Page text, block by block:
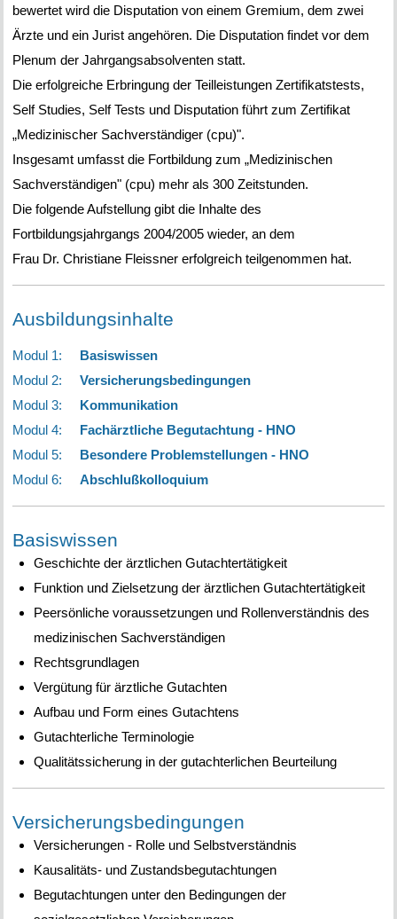
bewertet wird die Disputation von einem Gremium, dem zwei
Ärzte und ein Jurist angehören. Die Disputation findet vor dem
Plenum der Jahrgangsabsolventen statt.
Die erfolgreiche Erbringung der Teilleistungen Zertifikatstests,
Self Studies, Self Tests und Disputation führt zum Zertifikat
„Medizinischer Sachverständiger (cpu)".
Insgesamt umfasst die Fortbildung zum „Medizinischen
Sachverständigen" (cpu) mehr als 300 Zeitstunden.
Die folgende Aufstellung gibt die Inhalte des
Fortbildungsjahrgangs 2004/2005 wieder, an dem
Frau Dr. Christiane Fleissner erfolgreich teilgenommen hat.
Ausbildungsinhalte
Modul 1: Basiswissen
Modul 2: Versicherungsbedingungen
Modul 3: Kommunikation
Modul 4: Fachärztliche Begutachtung - HNO
Modul 5: Besondere Problemstellungen - HNO
Modul 6: Abschlußkolloquium
Basiswissen
Geschichte der ärztlichen Gutachtertätigkeit
Funktion und Zielsetzung der ärztlichen Gutachtertätigkeit
Peersönliche voraussetzungen und Rollenverständnis des
medizinischen Sachverständigen
Rechtsgrundlagen
Vergütung für ärztliche Gutachten
Aufbau und Form eines Gutachtens
Gutachterliche Terminologie
Qualitätssicherung in der gutachterlichen Beurteilung
Versicherungsbedingungen
Versicherungen - Rolle und Selbstverständnis
Kausalitäts- und Zustandsbegutachtungen
Begutachtungen unter den Bedingungen der